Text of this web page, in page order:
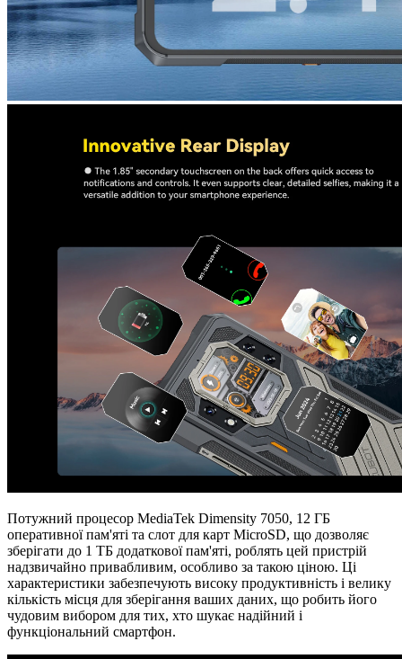
Потужний процесор MediaTek Dimensity 7050, 12 ГБ
оперативної пам'яті та слот для карт MicroSD, що дозволяє
зберігати до 1 ТБ додаткової пам'яті, роблять цей пристрій
надзвичайно привабливим, особливо за такою ціною. Ці
характеристики забезпечують високу продуктивність і велику
кількість місця для зберігання ваших даних, що робить його
чудовим вибором для тих, хто шукає надійний і
функціональний смартфон.